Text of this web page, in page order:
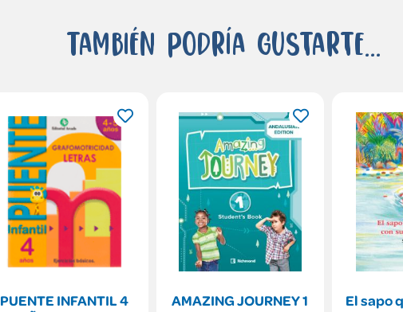
También podría gustarte...
PUENTE INFANTIL 4
AMAZING JOURNEY 1
El sapo